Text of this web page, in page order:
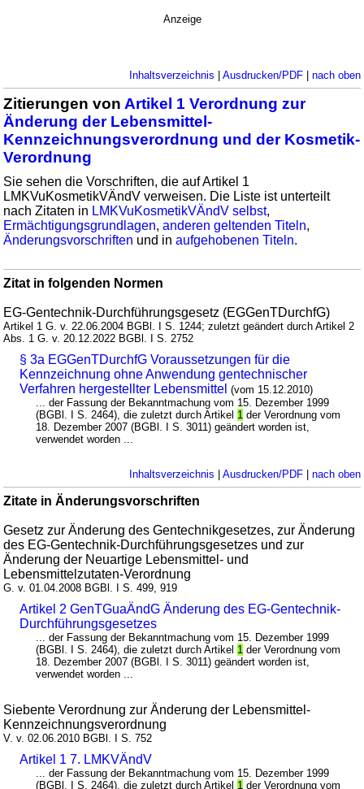
Anzeige
Inhaltsverzeichnis Ausdrucken/PDF| nach oben
Zitierungen von Artikel 1 Verordnung zur
Änderung der Lebensmittel-
Kennzeichnungsverordnung und der Kosmetik-
Verordnung
Sie sehen die Vorschriften, die auf Artikel 1
LMKVuKosmetikVÄndV verweisen. Die Liste ist unterteilt
nach Zitaten in LMKVuKosmetikVÄndV selbst,
Ermächtigungsgrundlagen,anderen geltenden Titeln,
Änderungsvorschriften und inaufgehobenen Titeln.
Zitat in folgenden Normen
EG-Gentechnik-Durchführungsgesetz (EGGenTDurchfG)
Artikel 1 G. v. 22.06.2004 BGBl. I S. 1244; zuletzt geändert durch Artikel 2
Abs. 1 G. v. 20.12.2022 BGBl. I S. 2752
§ 3a EGGenTDurchfG Voraussetzungen für die
Kennzeichnung ohne Anwendung gentechnischer
Verfahren hergestellter Lebensmittel (vom 15.12.2010)
... der Fassung der Bekanntmachung vom 15. Dezember 1999
(BGBl. I S. 2464), die zuletzt durch Artikel 1 der Verordnung vom
18. Dezember 2007 (BGBl. I S. 3011) geändert worden ist,
verwendet worden ...
Inhaltsverzeichnis Ausdrucken/PDF| nach oben
Zitate in Änderungsvorschriften
Gesetz zur Änderung des Gentechnikgesetzes, zur Änderung
des EG-Gentechnik-Durchführungsgesetzes und zur
Änderung der Neuartige Lebensmittel- und
Lebensmittelzutaten-Verordnung
G. v. 01.04.2008 BGBl. I S. 499, 919
Artikel 2 GenTGuaÄndG Änderung des EG-Gentechnik-
Durchführungsgesetzes
... der Fassung der Bekanntmachung vom 15. Dezember 1999
(BGBl. I S. 2464), die zuletzt durch Artikel 1 der Verordnung vom
18. Dezember 2007 (BGBl. I S. 3011) geändert worden ist,
verwendet worden ...
Siebente Verordnung zur Änderung der Lebensmittel-
Kennzeichnungsverordnung
V. v. 02.06.2010 BGBl. I S. 752
Artikel 1 7. LMKVÄndV
... der Fassung der Bekanntmachung vom 15. Dezember 1999
(BGBl. I S. 2464), die zuletzt durch Artikel 1 der Verordnung vom